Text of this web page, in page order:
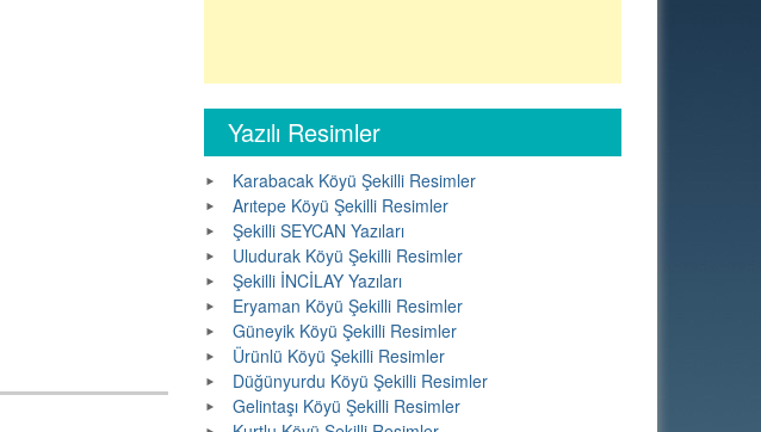
Yazılı Resimler
Karabacak Köyü Şekilli Resimler
Arıtepe Köyü Şekilli Resimler
Şekilli SEYCAN Yazıları
Uludurak Köyü Şekilli Resimler
Şekilli İNCİLAY Yazıları
Eryaman Köyü Şekilli Resimler
Güneyik Köyü Şekilli Resimler
Ürünlü Köyü Şekilli Resimler
Düğünyurdu Köyü Şekilli Resimler
Gelintaşı Köyü Şekilli Resimler